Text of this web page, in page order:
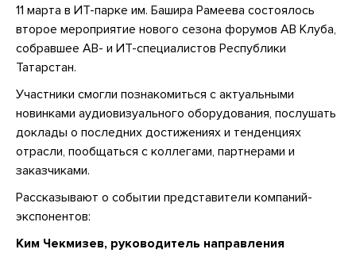
11 марта в ИТ-парке им. Башира Рамеева состоялось
второе мероприятие нового сезона форумов АВ Клуба,
собравшее АВ- и ИТ-специалистов Республики
Татарстан.
Участники смогли познакомиться с актуальными
новинками аудиовизуального оборудования, послушать
доклады о последних достижениях и тенденциях
отрасли, пообщаться с коллегами, партнерами и
заказчиками.
Рассказывают о событии представители компаний-
экспонентов:
Ким Чекмизев, руководитель направления